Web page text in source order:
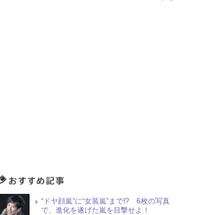
“ドヤ顔嵐”に“女装嵐”まで!? 6枚の写真
で、進化を遂げた嵐を目撃せよ！